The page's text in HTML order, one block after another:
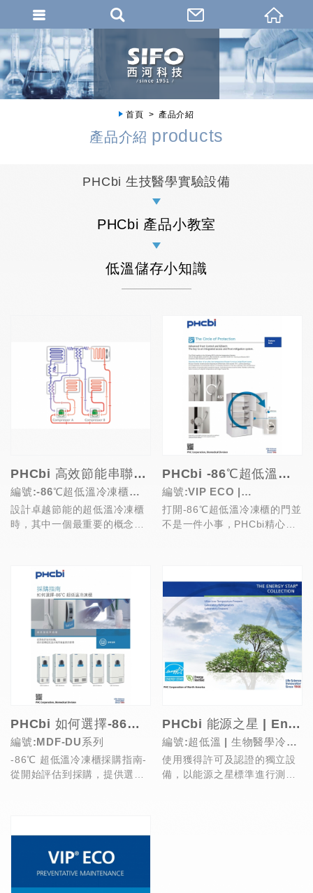
首頁 產品介紹
產品介紹 products
PHCbi 生技醫學實驗設備
PHCbi 產品小教室
低溫儲存小知識
PHCbi 高效節能串聯冷卻系統
編號:-86℃超低溫冷凍櫃系
列
設計卓越節能的超低溫冷凍櫃
時，其中一個最重要的概念，
PHCbi -86℃超低溫抗霜防衛圈
編號:VIP ECO |
TwinGuard系列
打開-86℃超低溫冷凍櫃的門並
不是一件小事，PHCbi精心打
PHCbi 如何選擇-86℃ 超低溫冷凍櫃?
編號:MDF-DU系列
-86℃ 超低溫冷凍櫃採購指南-
從開始評估到採購，提供選擇
PHCbi 能源之星 | Energy Star 認證系列
編號:超低溫 | 生物醫學冷凍
櫃 | 藥品疫苗冰箱
使用獲得許可及認證的獨立設
備，以能源之星標準進行測